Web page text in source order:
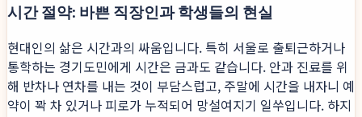
시간 절약: 바쁜 직장인과 학생들의 현실
현대인의 삶은 시간과의 싸움입니다. 특히 서울로 출퇴근하거나
통학하는 경기도민에게 시간은 금과도 같습니다. 안과 진료를 위
해 반차나 연차를 내는 것이 부담스럽고, 주말에 시간을 내자니 예
약이 꽉 차 있거나 피로가 누적되어 망설여지기 일쑤입니다. 하지